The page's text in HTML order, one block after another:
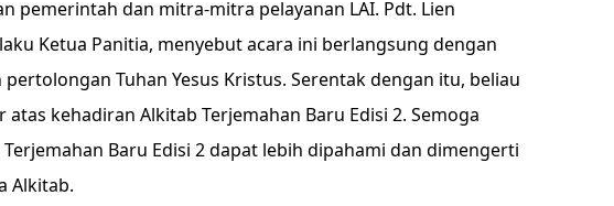
pemerintah dan mitra-mitra pelayanan LAI. Pdt. Lien
Ketua Panitia, menyebut acara ini berlangsung dengan
Tuhan Yesus Kristus. Serentak dengan itu, beliau
kehadiran Alkitab Terjemahan Baru Edisi 2. Semoga
Baru Edisi 2 dapat lebih dipahami dan dimengerti
Alkitab.